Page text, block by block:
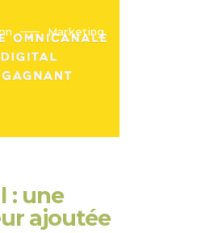
Marketing
: une
ajoutée